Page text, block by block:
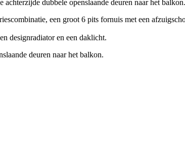
dubbele openslaande deuren naar het
een groot 6 pits fornuis met een
designradiator en een daklicht.
deuren naar het balkon.